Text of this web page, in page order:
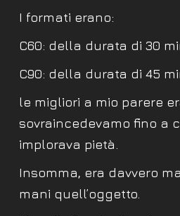
I formati erano:
C60: della durata di 30
C90: della durata di 45
le migliori a mio parere
sovraincedevamo fino a
implorava pietà.
Insomma, era davvero
mani quell’oggetto.